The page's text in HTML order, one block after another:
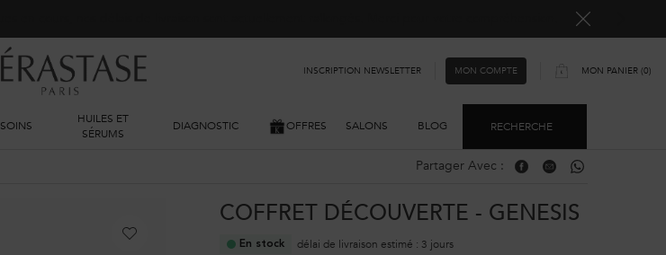
INSCRIPTION NEWSLETTER MON COMPTE MON PANIER 0
0 PRODUIT
SOINS
HUILES ET
SÉRUMS
DIAGNOSTIC OFFRES SALONS BLOG RECHERCHE
Partager Avec : Partager Avec : Facebook
Partager Avec : Email
Partager Avec :
COFFRET DÉCOUVERTE - GENESIS
En stock délai de livraison estimé : 3 jours